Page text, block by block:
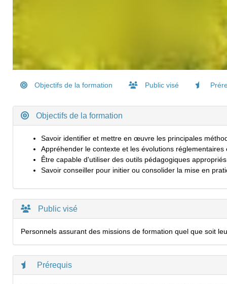
Objectifs de la formation Public visé
Objectifs de la formation
Savoir identifier et mettre en œuvre les principales
Appréhender le contexte et les évolutions
Être capable d'utiliser des outils pédagogiques
Savoir conseiller pour initier ou consolider la mise en
Public visé
Personnels assurant des missions de formation quel que soit
Prérequis